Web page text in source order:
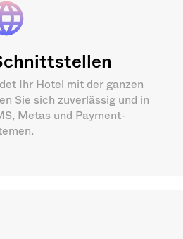
Ihr Hotel mit der ganzen
Sie sich zuverlässig und in
Metas und Payment-